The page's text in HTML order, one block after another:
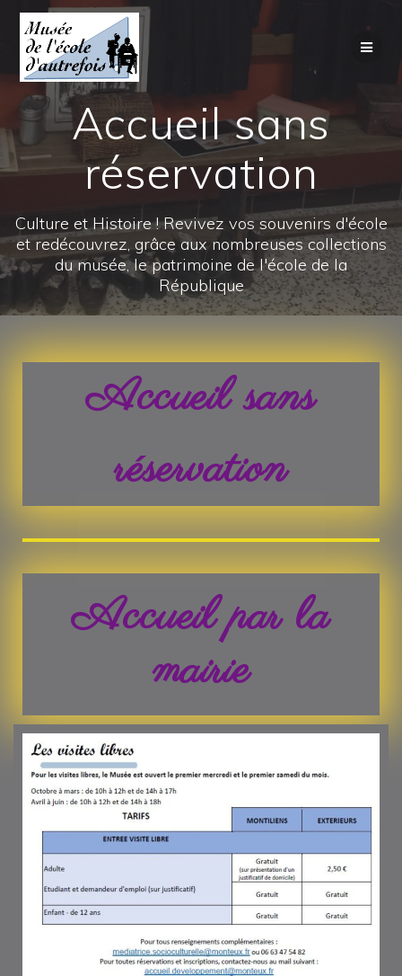
Accueil sans
réservation
Culture et Histoire ! Revivez vos souvenirs d'école
et redécouvrez, grâce aux nombreuses collections
du musée, le patrimoine de l'école de la
République
Accueil sans
réservation
Accueil par la
mairie